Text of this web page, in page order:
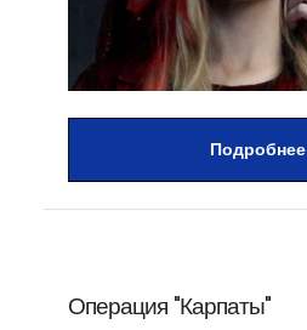
Подробнее
Операция "Карпаты"